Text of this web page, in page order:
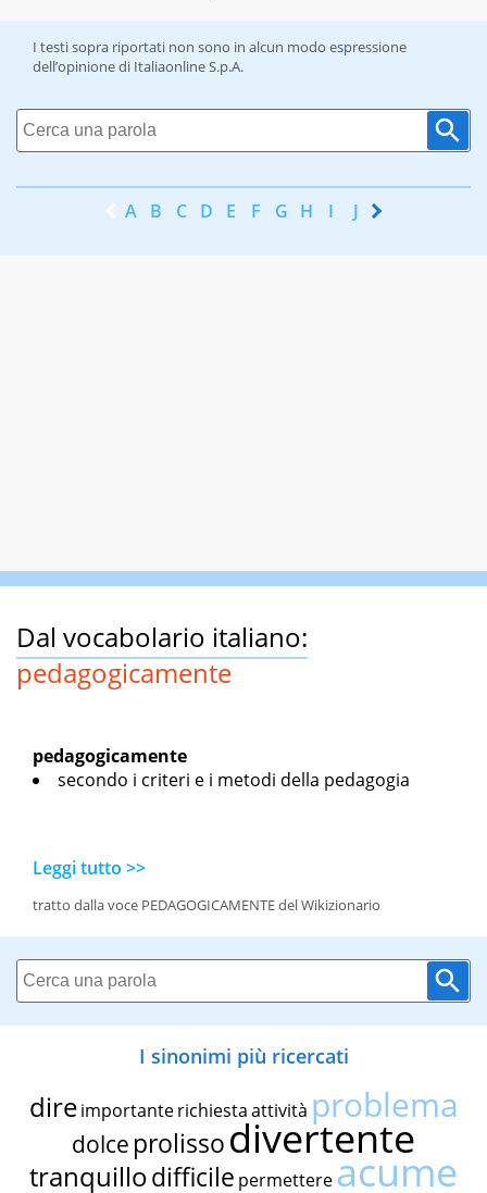
I testi sopra riportati non sono in alcun modo espressione
dell’opinione di Italiaonline S.p.A.
A B C D E F G H I J K
Dal vocabolario italiano:
pedagogicamente
pedagogicamente
secondo i criteri e i metodi della pedagogia
Leggi tutto >>
tratto dalla voce PEDAGOGICAMENTE del Wikizionario
I sinonimi più ricercati
dire importante richiestaattività problema
dolce prolissodivertente
tranquillodifficile permettereacume